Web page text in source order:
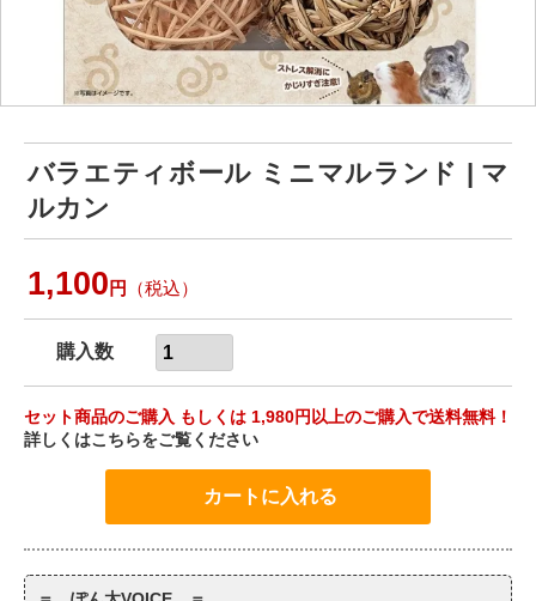
バラエティボール ミニマルランド | マ
ルカン
1,100 円 （税込）
購入数
セット商品のご購入 もしくは 1,980円以上のご購入で送料無料！
詳しくはこちらをご覧ください